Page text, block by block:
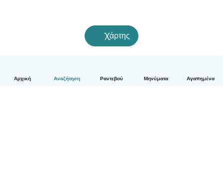
Αρχική Αναζήτηση Ραντεβού Μηνύματα Αγαπημένα
Χάρτης